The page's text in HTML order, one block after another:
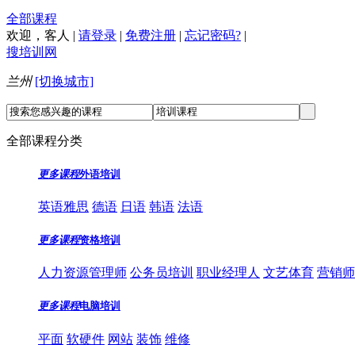
全部课程
欢迎， 客人 | 请登录 | 免费注册 | 忘记密码? |
搜培训网
兰州 [切换城市]
全部课程分类
更多课程外语培训
英语雅思 德语 日语 韩语 法语
更多课程资格培训
人力资源管理师 公务员培训 职业经理人 文艺体育 营销
更多课程电脑培训
平面 软硬件 网站 装饰 维修